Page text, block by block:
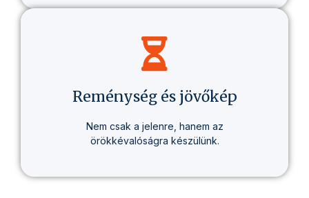
Minden tanításunk alapja a Biblia – tisztán,
következetesen, személyesen érthetően.
Reménység és jövőkép
Nem csak a jelenre, hanem az
örökkévalóságra készülünk.